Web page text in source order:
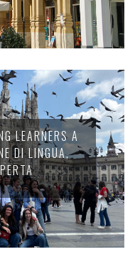
LEARNERS A
DI LINGUA,